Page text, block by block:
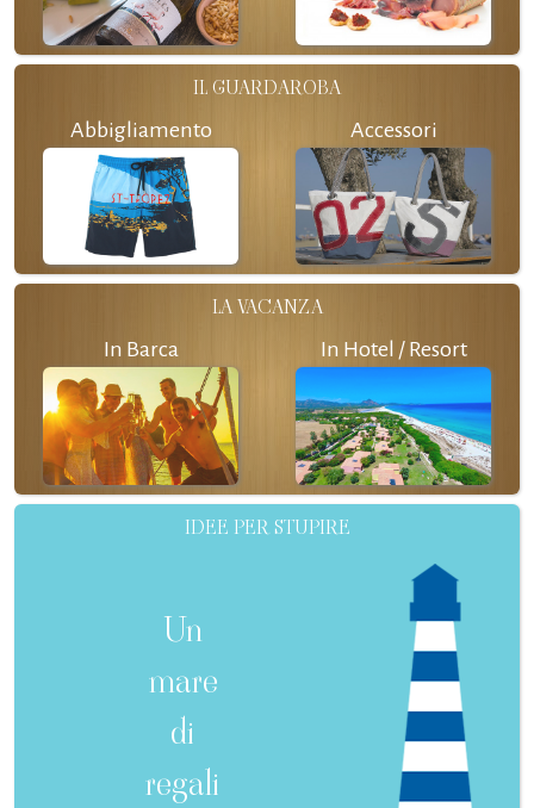
IL GUARDAROBA
Abbigliamento Accessori
LA VACANZA
In Barca In Hotel / Resort
IDEE PER STUPIRE
Un
mare
di
regali